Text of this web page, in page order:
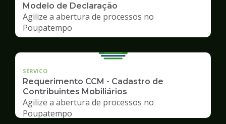
Modelo de Declaração
Agilize a abertura de processos no
Poupatempo
SERVICO
Requerimento CCM - Cadastro de
Contribuintes Mobiliários
Agilize a abertura de processos no
Poupatempo